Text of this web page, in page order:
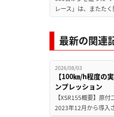
レース」は、またた
最新の関連
2026/08/03
【100㎞/h程度の
ンプレッション
【XSR155概要】原
2023年12月から導入